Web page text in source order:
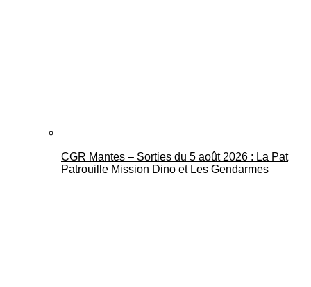
CGR Mantes – Sorties du 5 août 2026 : La Pat
Patrouille Mission Dino et Les Gendarmes